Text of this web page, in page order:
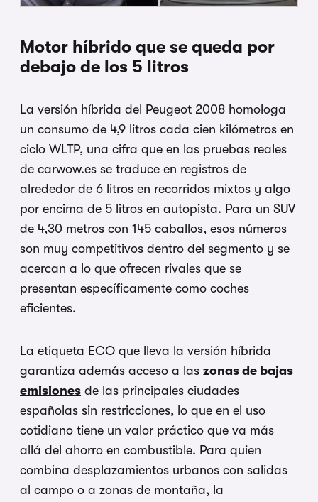
Motor híbrido que se queda por
debajo de los 5 litros
La versión híbrida del Peugeot 2008 homologa
un consumo de 4,9 litros cada cien kilómetros en
ciclo WLTP, una cifra que en las pruebas reales
de carwow.es se traduce en registros de
alrededor de 6 litros en recorridos mixtos y algo
por encima de 5 litros en autopista. Para un SUV
de 4,30 metros con 145 caballos, esos números
son muy competitivos dentro del segmento y se
acercan a lo que ofrecen rivales que se
presentan específicamente como coches
eficientes.
La etiqueta ECO que lleva la versión híbrida
garantiza además acceso a las zonas de bajas
emisiones de las principales ciudades
españolas sin restricciones, lo que en el uso
cotidiano tiene un valor práctico que va más
allá del ahorro en combustible. Para quien
combina desplazamientos urbanos con salidas
al campo o a zonas de montaña, la